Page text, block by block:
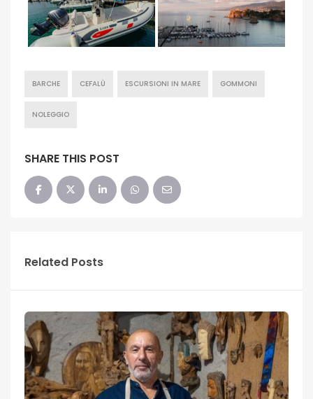
BARCHE CEFALÙ ESCURSIONI IN MARE GOMMONI
NOLEGGIO
SHARE THIS POST
Related Posts